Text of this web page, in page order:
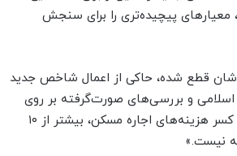
معیارهای پیچیده‌تری را برای سنجش
قطع شده، حاکی از اعمال شاخص جدید
و بررسی‌های صورت‌گرفته بر روی
شاخص‌های بانکی، درآمدی و دارایی شما، سرانه درآمد ماهانه پس از کسر هزینه‌های اجاره مسکن، بیشتر از ۱۰
نیست.»